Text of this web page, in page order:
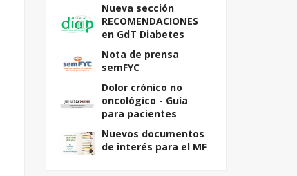
Nueva sección
RECOMENDACIONES
en GdT Diabetes
Nota de prensa
semFYC
Dolor crónico no
oncológico - Guía
para pacientes
Nuevos documentos
de interés para el MF